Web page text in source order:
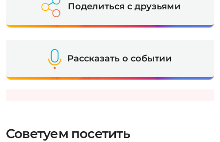
Поделиться с друзьями
Рассказать о событии
Советуем посетить